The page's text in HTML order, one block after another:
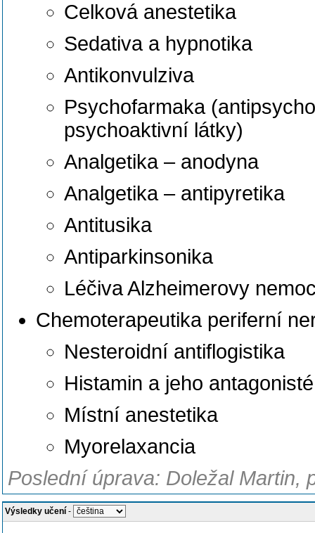
Celková anestetika
Sedativa a hypnotika
Antikonvulziva
Psychofarmaka
psychoaktivní látky)
Analgetika – anodyna
Analgetika – antipyretika
Antitusika
Antiparkinsonika
Léčiva Alzheimerovy
Chemoterapeutika periferní
Nesteroidní antiflogistika
Histamin a jeho antagonisté
Místní anestetika
Myorelaxancia
Poslední úprava: Doležal Martin,
Výsledky učení -